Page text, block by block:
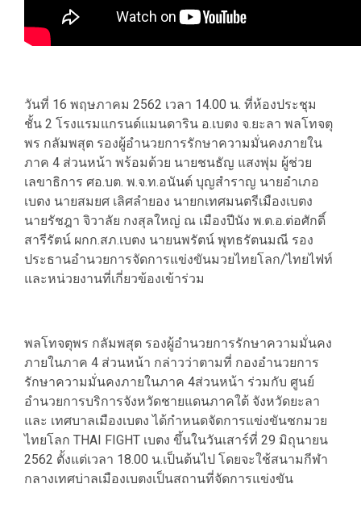
วันที่ 16 พฤษภาคม 2562 เวลา 14.00 น. ที่ห้องประชุม
ชั้น 2 โรงแรมแกรนด์แมนดาริน อ.เบตง จ.ยะลา พลโทจตุ
พร กลัมพสุต รองผู้อำนวยการรักษาความมั่นคงภายใน
ภาค 4 ส่วนหน้า พร้อมด้วย นายชนธัญ แสงพุ่ม ผู้ช่วย
เลขาธิการ ศอ.บต. พ.จ.ท.อนันต์ บุญสำราญ นายอำเภอ
เบตง นายสมยศ เลิศลำยอง นายกเทศมนตรีเมืองเบตง
นายรัชฎา จิวาลัย กงสุลใหญ่ ณ เมืองปีนัง พ.ต.อ.ต่อศักดิ์
สารีรัตน์ ผกก.สภ.เบตง นายนพรัตน์ พุทธรัตนมณี รอง
ประธานอำนวยการจัดการแข่งขันมวยไทยโลก/ไทยไฟท์
และหน่วยงานที่เกี่ยวข้องเข้าร่วม
พลโทจตุพร กลัมพสุต รองผู้อำนวยการรักษาความมั่นคง
ภายในภาค 4 ส่วนหน้า กล่าวว่าตามที่ กองอำนวยการ
รักษาความมั่นคงภายในภาค 4ส่วนหน้า ร่วมกับ ศูนย์
อำนวยการบริการจังหวัดชายแดนภาคใต้ จังหวัดยะลา
และ เทศบาลเมืองเบตง ได้กำหนดจัดการแข่งขันชกมวย
ไทยโลก THAI FIGHT เบตง ขึ้นในวันเสาร์ที่ 29 มิถุนายน
2562 ตั้งแต่เวลา 18.00 น.เป็นต้นไป โดยจะใช้สนามกีฬา
กลางเทศบ่าลเมืองเบตงเป็นสถานที่จัดการแข่งขัน